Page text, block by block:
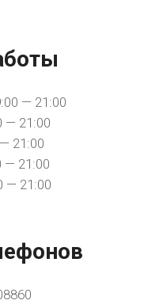
— 21:00
— 21:00
21:00
— 21:00
— 21:00